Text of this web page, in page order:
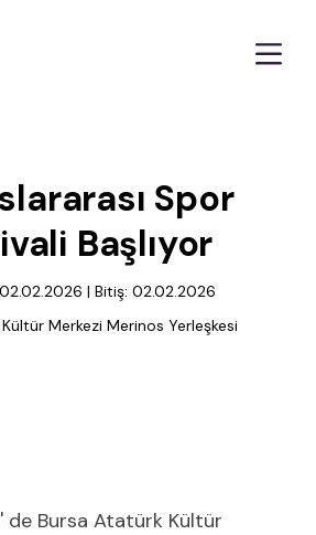
Spor
Başlıyor
02.02.2026 | Bitiş: 02.02.2026
Merkezi Merinos Yerleşkesi
de Bursa Atatürk Kültür